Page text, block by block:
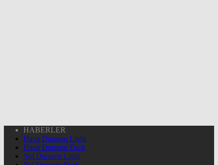
HABERLER
Hava Durumu Light
Hava Durumu Dark
Yol Durumu Light